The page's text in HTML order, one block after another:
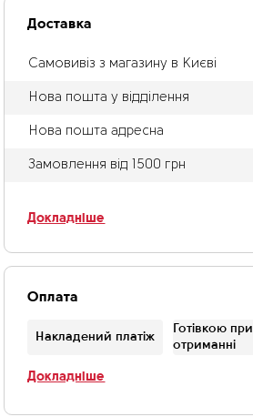
Доставка
Самовивіз з магазину в Києві
Нова пошта у відділення
Нова пошта адресна
Замовлення від 1500 грн
Докладніше
Оплата
Накладений платіж
Готівкою при
отриманні
Докладніше